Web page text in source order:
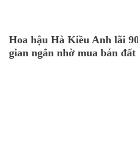
Hoa hậu Hà Kiều Anh lãi
gian ngắn nhờ mua bán đất